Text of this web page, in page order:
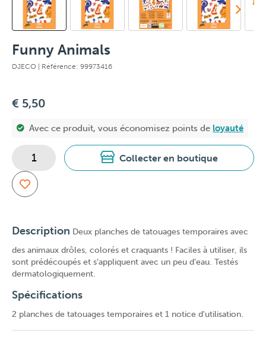
Funny Animals
DJECO | Référence: 99973416
€ 5,50
Avec ce produit, vous économisez points de loyauté
Collecter en boutique
Description Deux planches de tatouages temporaires avec
des animaux drôles, colorés et craquants ! Faciles à utiliser, ils
sont prédécoupés et s’appliquent avec un peu d’eau. Testés
dermatologiquement.
Spécifications
2 planches de tatouages temporaires et 1 notice d'utilisation.